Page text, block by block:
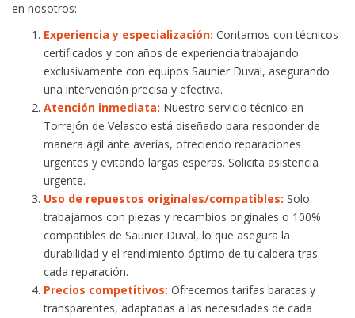
en nosotros:
Experiencia y especialización: Contamos con técnicos
certificados y con años de experiencia trabajando
exclusivamente con equipos Saunier Duval, asegurando
una intervención precisa y efectiva.
Atención inmediata: Nuestro servicio técnico en
Torrejón de Velasco está diseñado para responder de
manera ágil ante averías, ofreciendo reparaciones
urgentes y evitando largas esperas. Solicita asistencia
urgente.
Uso de repuestos originales/compatibles: Solo
trabajamos con piezas y recambios originales o 100%
compatibles de Saunier Duval, lo que asegura la
durabilidad y el rendimiento óptimo de tu caldera tras
cada reparación.
Precios competitivos: Ofrecemos tarifas baratas y
transparentes, adaptadas a las necesidades de cada